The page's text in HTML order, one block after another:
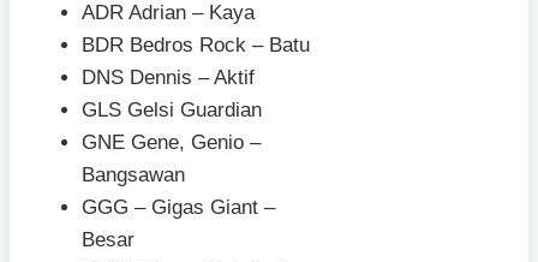
ADR Adrian – Kaya
BDR Bedros Rock – Batu
DNS Dennis – Aktif
GLS Gelsi Guardian
GNE Gene, Genio –
Bangsawan
GGG – Gigas Giant –
Besar